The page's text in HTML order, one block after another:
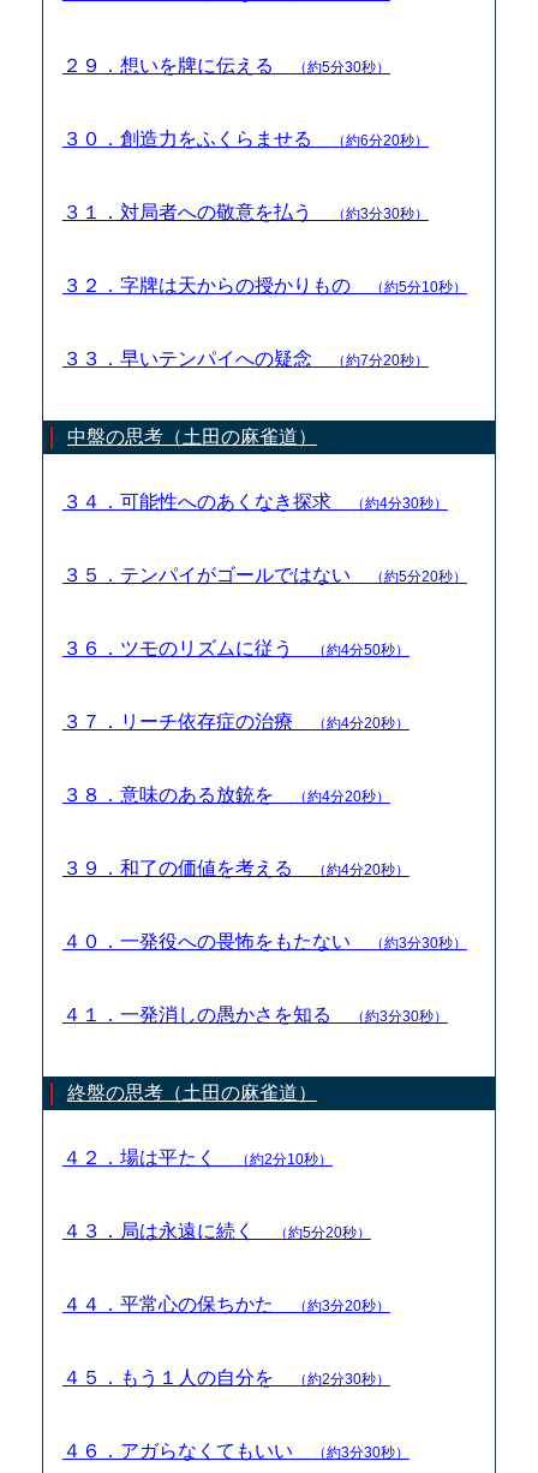
２９．想いを牌に伝える （約5分30秒）
３０．創造力をふくらませる （約6分20秒）
３１．対局者への敬意を払う （約3分30秒）
３２．字牌は天からの授かりもの （約5分10秒）
３３．早いテンパイへの疑念 （約7分20秒）
中盤の思考（土田の麻雀道）
３４．可能性へのあくなき探求 （約4分30秒）
３５．テンパイがゴールではない （約5分20秒）
３６．ツモのリズムに従う （約4分50秒）
３７．リーチ依存症の治療 （約4分20秒）
３８．意味のある放銃を （約4分20秒）
３９．和了の価値を考える （約4分20秒）
４０．一発役への畏怖をもたない （約3分30秒）
４１．一発消しの愚かさを知る （約3分30秒）
終盤の思考（土田の麻雀道）
４２．場は平たく （約2分10秒）
４３．局は永遠に続く （約5分20秒）
４４．平常心の保ちかた （約3分20秒）
４５．もう１人の自分を （約2分30秒）
４６．アガらなくてもいい （約3分30秒）